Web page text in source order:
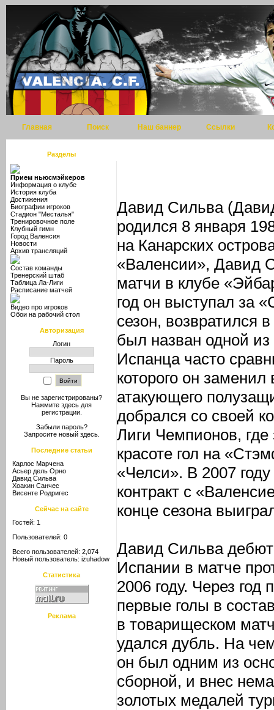
Главная Поиск Наш баннер Ссылки
Разделы
Прием ньюсмэйкеров
Информация о клубе
История клуба
Достижения
Биографии игроков
Стадион "Месталья"
Тренировочное поле
Клубный гимн
Город Валенсия
Новости
Архив трансляций
Состав команды
Тренерский штаб
Таблица Ла-Лиги
Расписание матчей
Видео про игроков
Обои на рабочий стол
Авторизация
Логин
Пароль
Вы не зарегистрированы?
Нажмите здесь для
регистрации.
Забыли пароль?
Запросите новый здесь.
Последние статьи
Карлос Марчена
Асьер дель Орно
Давид Сильва
Хоакин Санчес
Висенте Родригес
Сейчас на сайте
Гостей: 1
Пользователей: 0
Всего пользователей: 2,074
Новый пользователь: izuhadow
Статистика
Реклама
Давид Сильва
родился 8 января
на Канарских
«Валенсии», Давид
матчи в клубе
год он выступал за
сезон, возвратился
был назван одной
Испанца часто
которого он
атакующего
добрался со своей
Лиги Чемпионов,
красоте гол на
«Челси». В 2007
контракт с
конце сезона
Давид Сильва
Испании в матче
2006 году. Через
первые голы в
в товарищеском
удался дубль. На
он был одним из
сборной, и внес
золотых медалей